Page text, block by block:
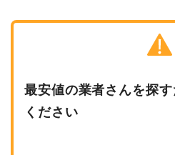
最安値の業者さんを探
ください